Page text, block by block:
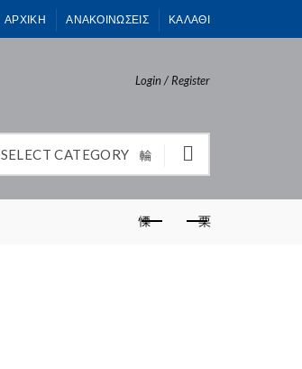
ΑΡΧΙΚΗ ΑΝΑΚΟΙΝΩΣΕΙΣ ΚΑΛΑΘΙ
Login / Register
SELECT CATEGORY